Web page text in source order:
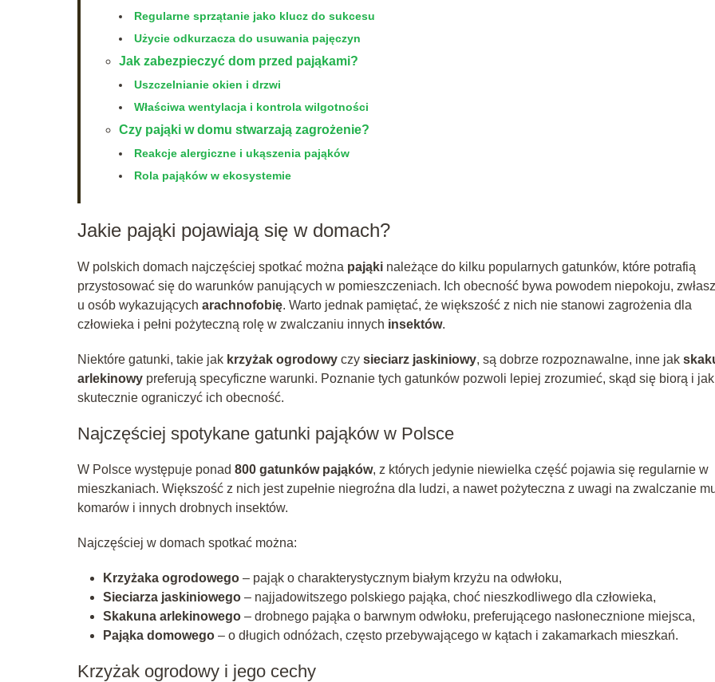
Regularne sprzątanie jako klucz do sukcesu
Użycie odkurzacza do usuwania pajęczyn
Jak zabezpieczyć dom przed pająkami?
Uszczelnianie okien i drzwi
Właściwa wentylacja i kontrola wilgotności
Czy pająki w domu stwarzają zagrożenie?
Reakcje alergiczne i ukąszenia pająków
Rola pająków w ekosystemie
Jakie pająki pojawiają się w domach?
W polskich domach najczęściej spotkać można pająki należące do kilku popularnych gatunków, które potrafią
przystosować się do warunków panujących w pomieszczeniach. Ich obecność bywa powodem niepokoju,
u osób wykazujących arachnofobię. Warto jednak pamiętać, że większość z nich nie stanowi zagrożenia dla
człowieka i pełni pożyteczną rolę w zwalczaniu innych insektów.
Niektóre gatunki, takie jak krzyżak ogrodowy czy sieciarz jaskiniowy, są dobrze rozpoznawalne, inne jak
arlekinowy preferują specyficzne warunki. Poznanie tych gatunków pozwoli lepiej zrozumieć, skąd się biorą i jak
skutecznie ograniczyć ich obecność.
Najczęściej spotykane gatunki pająków w Polsce
W Polsce występuje ponad 800 gatunków pająków, z których jedynie niewielka część pojawia się regularnie w
mieszkaniach. Większość z nich jest zupełnie niegroźna dla ludzi, a nawet pożyteczna z uwagi na zwalczanie
komarów i innych drobnych insektów.
Najczęściej w domach spotkać można:
Krzyżaka ogrodowego – pająk o charakterystycznym białym krzyżu na odwłoku,
Sieciarza jaskiniowego – najjadowitszego polskiego pająka, choć nieszkodliwego dla człowieka,
Skakuna arlekinowego – drobnego pająka o barwnym odwłoku, preferującego nasłonecznione miejsca,
Pająka domowego – o długich odnóżach, często przebywającego w kątach i zakamarkach mieszkań.
Krzyżak ogrodowy i jego cechy